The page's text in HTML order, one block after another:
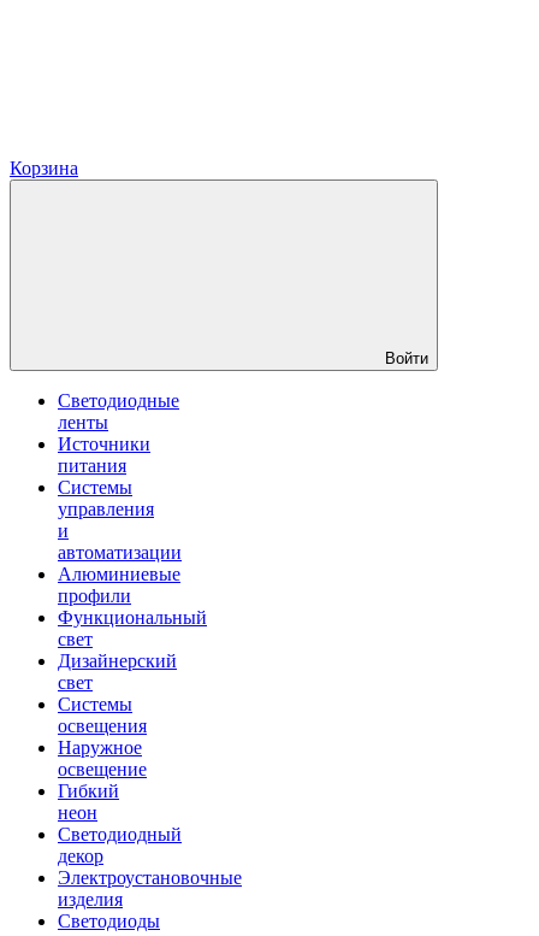
Корзина
Войти
Светодиодные
ленты
Источники
питания
Системы
управления
и
автоматизации
Алюминиевые
профили
Функциональный
свет
Дизайнерский
свет
Системы
освещения
Наружное
освещение
Гибкий
неон
Светодиодный
декор
Электроустановочные
изделия
Светодиоды